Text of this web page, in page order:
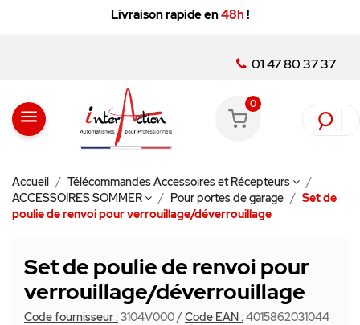
Livraison rapide en48h!
01 47 80 37 37
menu
0
Accueil
Télécommandes Accessoires et Récepteurs
ACCESSOIRES SOMMER
Pour portes de garage
Set de
poulie de renvoi pour verrouillage/déverrouillage
Set de poulie de renvoi pour
verrouillage/déverrouillage
Code fournisseur :3104V000/ Code EAN :4015862031044